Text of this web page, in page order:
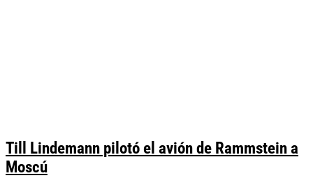
Till Lindemann pilotó el avión de Rammstein a
Moscú